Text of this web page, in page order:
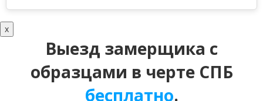
x
Выезд замерщика с
образцами в черте СПБ
бесплатно.